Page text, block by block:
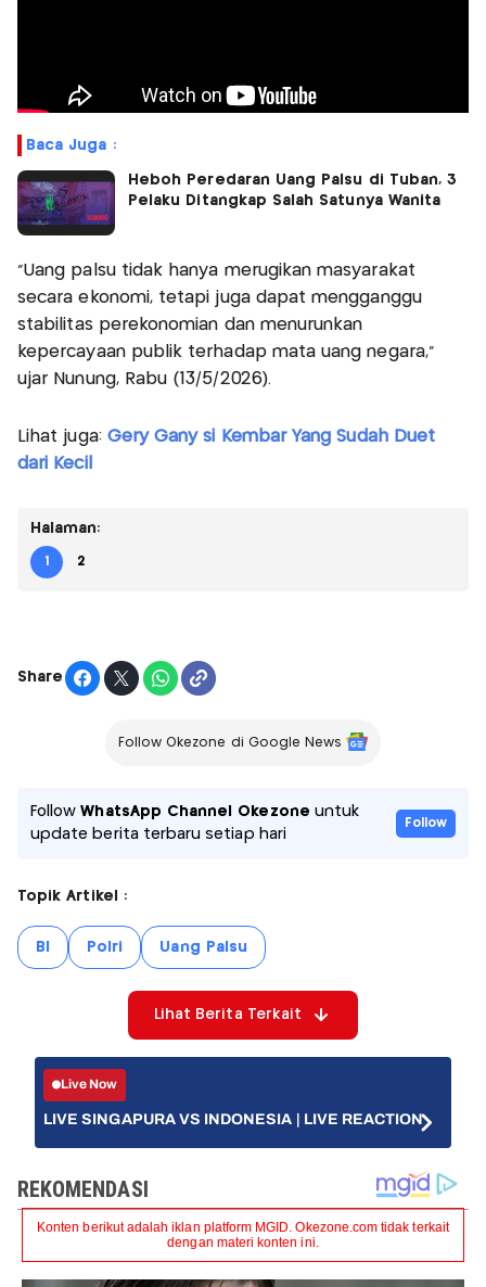
Baca Juga :
Heboh Peredaran Uang Palsu di Tuban, 3
Pelaku Ditangkap Salah Satunya Wanita
“Uang palsu tidak hanya merugikan masyarakat
secara ekonomi, tetapi juga dapat mengganggu
stabilitas perekonomian dan menurunkan
kepercayaan publik terhadap mata uang negara,”
ujar Nunung, Rabu (13/5/2026).
Lihat juga: Gery Gany si Kembar Yang Sudah Duet
dari Kecil
Halaman:
1 2
Share
Follow Okezone di Google News
FollowWhatsApp Channel Okezone untuk
update berita terbaru setiap hari
Follow
Topik Artikel :
BI Polri Uang Palsu
Lihat Berita Terkait
Live Now
LIVE SINGAPURA VS INDONESIA | LIVE REACTION